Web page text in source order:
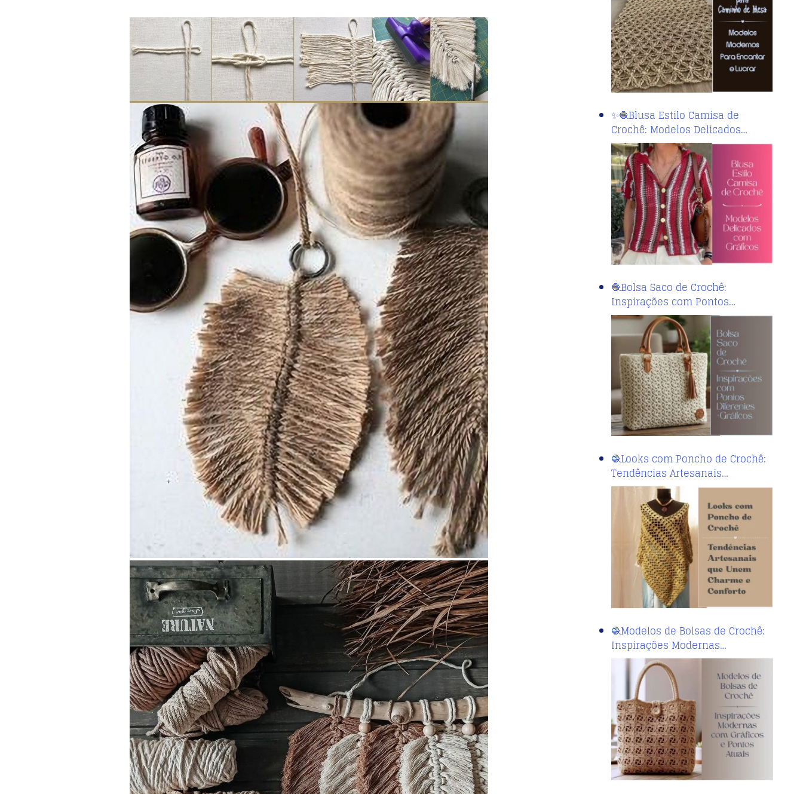
✨🧶Blusa Estilo Camisa de
Crochê: Modelos Delicados…
🧶Bolsa Saco de Crochê:
Inspirações com Pontos…
🧶Looks com Poncho de Crochê:
Tendências Artesanais…
🧶Modelos de Bolsas de Crochê:
Inspirações Modernas…